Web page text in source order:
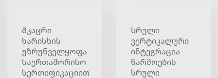
Მკაცრი
ხარისხის
უზრუნველყოფა
საერთაშორისო
სერთიფიკაციით
Სრული
ვერტიკალური
ინტეგრაცია
წარმოების
სრული